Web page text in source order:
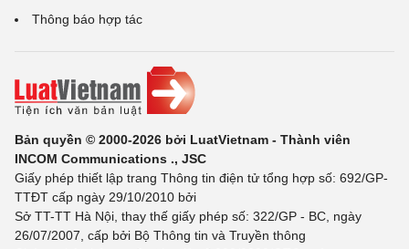
Thông báo hợp tác
Bản quyền © 2000-2026 bởi LuatVietnam - Thành viên
INCOM Communications ., JSC
Giấy phép thiết lập trang Thông tin điện tử tổng hợp số: 692/GP-
TTĐT cấp ngày 29/10/2010 bởi
Sở TT-TT Hà Nội, thay thế giấy phép số: 322/GP - BC, ngày
26/07/2007, cấp bởi Bộ Thông tin và Truyền thông